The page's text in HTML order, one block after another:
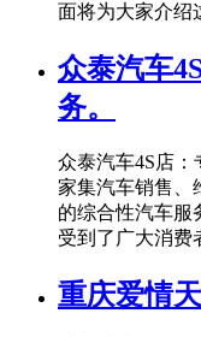
面将为大家介绍
众泰汽车
务。
众泰汽车4S店：
家集汽车销售、
的综合性汽车服
受到了广大消费
重庆爱情